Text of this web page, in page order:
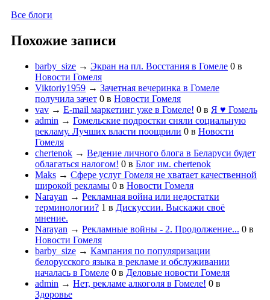
Все блоги
Похожие записи
barby_size → Экран на пл. Восстания в Гомеле 0 в
Новости Гомеля
Viktoriy1959 → Зачетная вечеринка в Гомеле
получила зачет 0 в Новости Гомеля
vav → E-mail маркетинг уже в Гомеле! 0 в Я ♥ Гомель
admin → Гомельские подростки сняли социальную
рекламу. Лучших власти поощрили 0 в Новости
Гомеля
chertenok → Ведение личного блога в Беларуси будет
облагаться налогом! 0 в Блог им. chertenok
Maks → Сфере услуг Гомеля не хватает качественной
широкой рекламы 0 в Новости Гомеля
Narayan → Рекламная война или недостатки
терминологии? 1 в Дискуссии. Выскажи своё
мнение.
Narayan → Рекламные войны - 2. Продолжение... 0 в
Новости Гомеля
barby_size → Кампания по популяризации
белорусского языка в рекламе и обслуживании
началась в Гомеле 0 в Деловые новости Гомеля
admin → Нет, рекламе алкоголя в Гомеле! 0 в
Здоровье